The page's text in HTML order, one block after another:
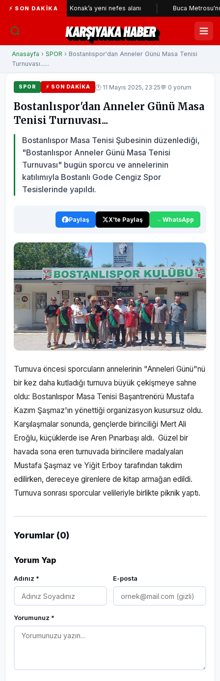
⚡ SON DAKIKAKonak’a yeni nefes alanı Buca Metrosu'nda
KARŞIYAKA HABER
Anasayfa › SPOR › Bostanlıspor'dan Anneler Günü Masa Tenisi
Turnuvası......
SPOR ⚡ SON DAKIKA 🕐 11 Mayıs 2025, 23:25💬 0 yorum
Bostanlıspor'dan Anneler Günü Masa
Tenisi Turnuvası...
Bostanlıspor Masa Tenisi Şubesinin düzenlediği,
"Bostanlıspor Anneler Günü Masa Tenisi
Turnuvası" bugün sporcu ve annelerinin
katılımıyla Bostanlı Gode Cengiz Spor
Tesislerinde yapıldı.
Paylaş X'te Paylaş WhatsApp
Turnuva öncesi sporcuların annelerinin "Anneleri Günü"nü
bir kez daha kutladığı turnuva büyük çekişmeye sahne
oldu: Bostanlıspor Masa Tenisi Başantrenörü Mustafa
Kazım Şaşmaz'ın yönettiği organizasyon kusursuz oldu.
Karşılaşmalar sonunda, gençlerde birinciliği Mert Ali
Eroğlu, küçüklerde ise Aren Pınarbaşı aldı. Güzel bir
havada sona eren turnuvada birincilere madalyaları
Mustafa Şaşmaz ve Yiğit Erboy tarafından takdim
edilirken, dereceye girenlere de kitap armağan edildi.
Turnuva sonrası sporcular velileriyle birlikte piknik yaptı.
Yorumlar (0)
Yorum Yap
Adınız * E-posta
Yorumunuz *